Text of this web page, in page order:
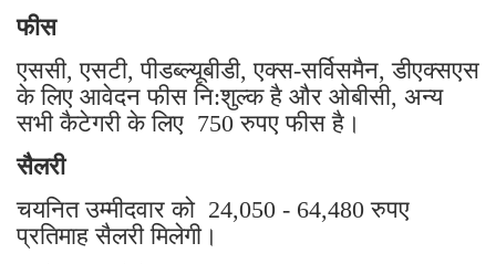
फीस
एससी, एसटी, पीडब्ल्यूबीडी, एक्स-सर्विसमैन, डीएक्सएस
के लिए आवेदन फीस नि:शुल्क है और ओबीसी, अन्य
सभी कैटेगरी के लिए 750 रुपए फीस है।
सैलरी
चयनित उम्मीदवार को 24,050 - 64,480 रुपए
प्रतिमाह सैलरी मिलेगी।